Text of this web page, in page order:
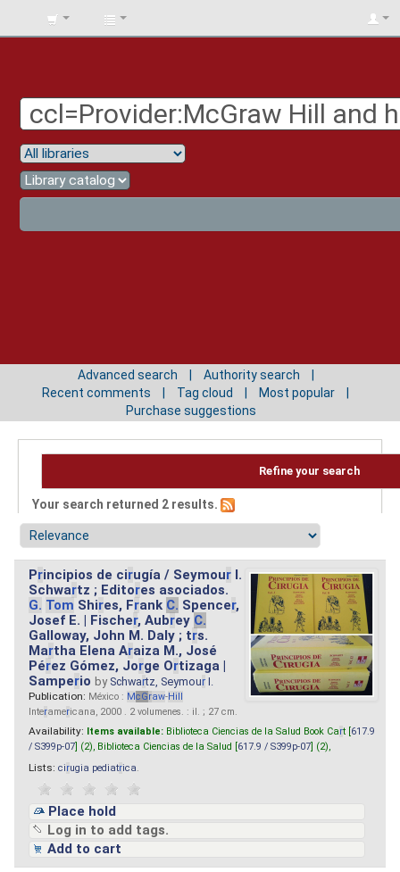
BIBLIOTECA
Advanced search
Authority search
Recent comments
Tag cloud
Most popular
Purchase suggestions
Refine your search
Your search returned 2 results.
Principios de cirugía / Seymour I.
Schwartz ; Editores asociados.
G. Tom Shires, Frank C. Spencer,
Josef E. | Fischer, Aubrey C.
Galloway, John M. Daly ; trs.
Martha Elena Araiza M., José
Pérez Gómez, Jorge Ortizaga |
Samperio by Schwartz, Seymour I.
Publication: México : McGraw-Hill
Interamericana, 2000 . 2 volumenes. : il. ; 27 cm.
Availability: Items available: Biblioteca Ciencias de la Salud Book Cart [ 617.9
/ S399p-07 ] (2), Biblioteca Ciencias de la Salud [ 617.9 / S399p-07 ] (2),
Lists: cirugia pediatrica
Place hold
Log in to add tags.
Add to cart